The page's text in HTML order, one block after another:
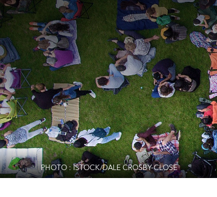
PHOTO : ISTOCK/DALE CROSBY-CLOSE